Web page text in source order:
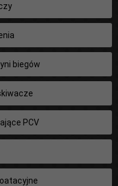
biegów
PCV